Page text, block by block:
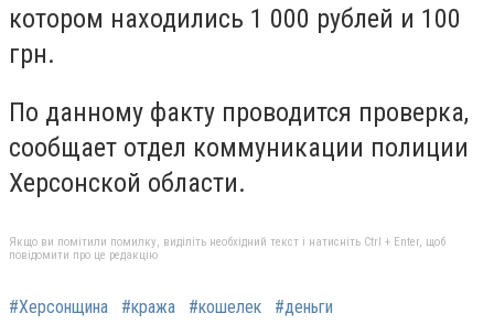
котором находились 1 000 рублей и 100
грн.
По данному факту проводится проверка,
сообщает отдел коммуникации полиции
Херсонской области.
Якщо ви помітили помилку, виділіть необхідний текст і натисніть Ctrl + Enter, щоб
повідомити про це редакцію
#Херсонщина #кража #кошелек #деньги